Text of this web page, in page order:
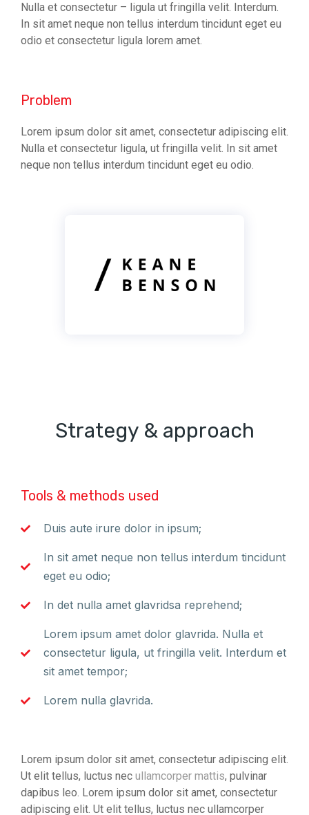
Nulla et consectetur – ligula ut fringilla velit. Interdum.
In sit amet neque non tellus interdum tincidunt eget eu
odio et consectetur ligula lorem amet.
Problem
Lorem ipsum dolor sit amet, consectetur adipiscing elit.
Nulla et consectetur ligula, ut fringilla velit. In sit amet
neque non tellus interdum tincidunt eget eu odio.
Strategy & approach
Tools & methods used
Duis aute irure dolor in ipsum;
In sit amet neque non tellus interdum tincidunt
eget eu odio;
In det nulla amet glavridsa reprehend;
Lorem ipsum amet dolor glavrida. Nulla et
consectetur ligula, ut fringilla velit. Interdum et
sit amet tempor;
Lorem nulla glavrida.
Lorem ipsum dolor sit amet, consectetur adipiscing elit.
Ut elit tellus, luctus nec ullamcorper mattis, pulvinar
dapibus leo. Lorem ipsum dolor sit amet, consectetur
adipiscing elit. Ut elit tellus, luctus nec ullamcorper